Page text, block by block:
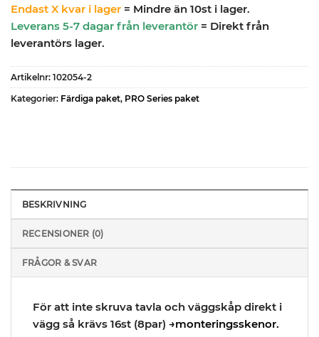
Endast X kvar i lager = Mindre än 10st i lager.
Leverans 5-7 dagar från leverantör = Direkt från
leverantörs lager.
Artikelnr: 102054-2
Kategorier: Färdiga paket, PRO Series paket
BESKRIVNING
RECENSIONER (0)
FRÅGOR & SVAR
För att inte skruva tavla och väggskåp direkt i
vägg så krävs 16st (8par) →monteringsskenor.